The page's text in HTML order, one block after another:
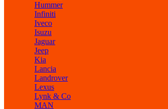
Hummer
Infiniti
Iveco
Isuzu
Jaguar
Jeep
Kia
Lancia
Landrover
Lexus
Lynk & Co
MAN